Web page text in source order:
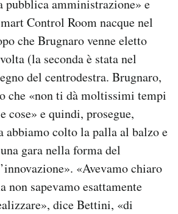
pubblica amministrazione» e
Control Room nacque nel
che Brugnaro venne eletto
(la seconda è stata nel
del centrodestra. Brugnaro,
che «non ti dà moltissimi tempi
cose» e quindi, prosegue,
abbiamo colto la palla al balzo e
gara nella forma del
«Avevamo chiaro
non sapevamo esattamente
dice Bettini, «di